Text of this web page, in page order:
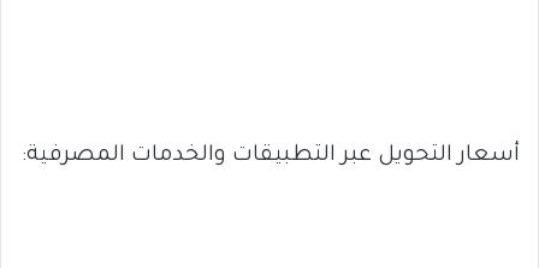
أسعار التحويل عبر التطبيقات والخدمات المصرفية: